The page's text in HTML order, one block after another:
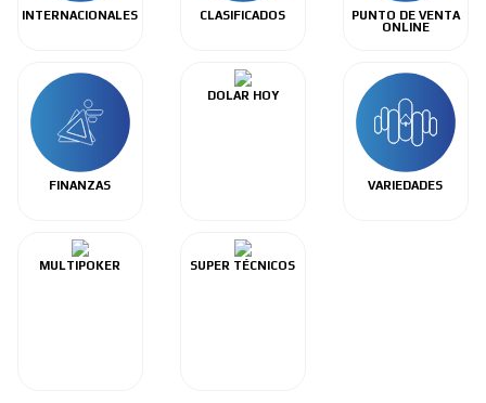
INTERNACIONALES CLASIFICADOS
PUNTO DE VENTA
ONLINE
FINANZAS
DOLAR HOY
VARIEDADES
MULTIPOKER SUPER TÉCNICOS